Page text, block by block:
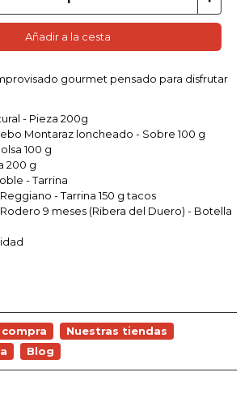
Añadir a la cesta
gourmet pensado para disfrutar
- Pieza 200g
Montaraz loncheado - Sobre 100 g
100 g
200 g
- Tarrina
- Tarrina 150 g tacos
9 meses (Ribera del Duero) - Botella
Nuestras tiendas
Blog